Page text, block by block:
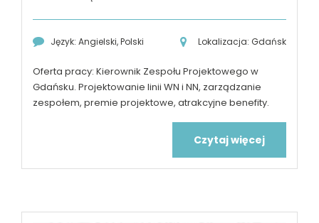
Język: Angielski, Polski Lokalizacja: Gdańsk
Oferta pracy: Kierownik Zespołu Projektowego w
Gdańsku. Projektowanie linii WN i NN, zarządzanie
zespołem, premie projektowe, atrakcyjne benefity.
Czytaj więcej